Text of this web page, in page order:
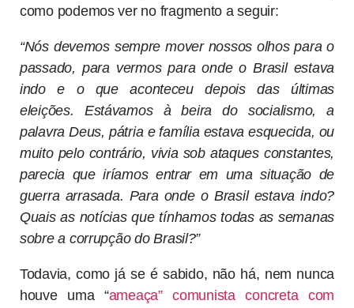
como podemos ver no fragmento a seguir:
“Nós devemos sempre mover nossos olhos para o
passado, para vermos para onde o Brasil estava
indo e o que aconteceu depois das últimas
eleições. Estávamos à beira do socialismo, a
palavra Deus, pátria e família estava esquecida, ou
muito pelo contrário, vivia sob ataques constantes,
parecia que iríamos entrar em uma situação de
guerra arrasada. Para onde o Brasil estava indo?
Quais as notícias que tínhamos todas as semanas
sobre a corrupção do Brasil?”
Todavia, como já se é sabido, não há, nem nunca
houve uma “ameaça” comunista
concreta com